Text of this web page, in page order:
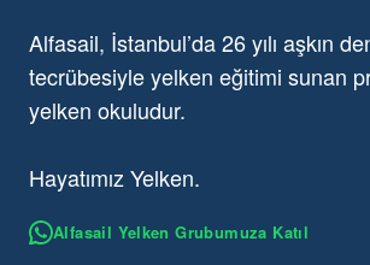
Alfasail, İstanbul’da 26 yılı aşkın
tecrübesiyle yelken eğitimi sunan
yelken okuludur.
Hayatımız Yelken.
Alfasail Yelken Grubumuza Katıl